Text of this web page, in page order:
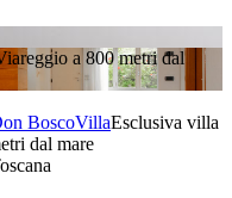
BoscoVillaEsclusiva villa
dal mare